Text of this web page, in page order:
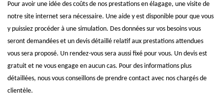
Pour avoir une idée des coûts de nos prestations en élagage, une visite de
notre site internet sera nécessaire. Une aide y est disponible pour que vous
y puissiez procéder à une simulation. Des données sur vos besoins vous
seront demandées et un devis détaillé relatif aux prestations attendues
vous sera proposé. Un rendez-vous sera aussi fixé pour vous. Un devis est
gratuit et ne vous engage en aucun cas. Pour des informations plus
détaillées, nous vous conseillons de prendre contact avec nos chargés de
clientèle.